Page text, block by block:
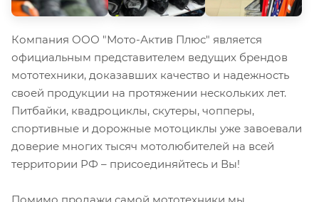
Компания ООО "Мото-Актив Плюс" является
официальным представителем ведущих брендов
мототехники, доказавших качество и надежность
своей продукции на протяжении нескольких лет.
Питбайки, квадроциклы, скутеры, чопперы,
спортивные и дорожные мотоциклы уже завоевали
доверие многих тысяч мотолюбителей на всей
территории РФ – присоединяйтесь и Вы!
Помимо продажи самой мототехники мы